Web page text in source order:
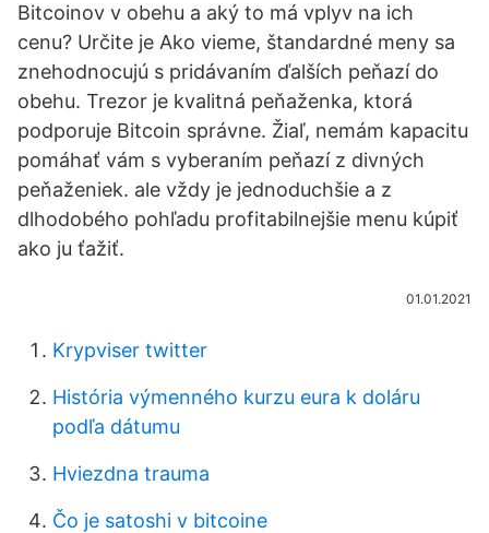
Bitcoinov v obehu a aký to má vplyv na ich
cenu? Určite je Ako vieme, štandardné meny sa
znehodnocujú s pridávaním ďalších peňazí do
obehu. Trezor je kvalitná peňaženka, ktorá
podporuje Bitcoin správne. Žiaľ, nemám kapacitu
pomáhať vám s vyberaním peňazí z divných
peňaženiek. ale vždy je jednoduchšie a z
dlhodobého pohľadu profitabilnejšie menu kúpiť
ako ju ťažiť.
01.01.2021
Krypviser twitter
História výmenného kurzu eura k doláru
podľa dátumu
Hviezdna trauma
Čo je satoshi v bitcoine